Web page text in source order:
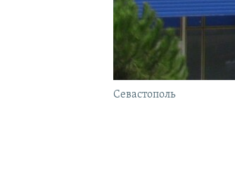
Севастополь